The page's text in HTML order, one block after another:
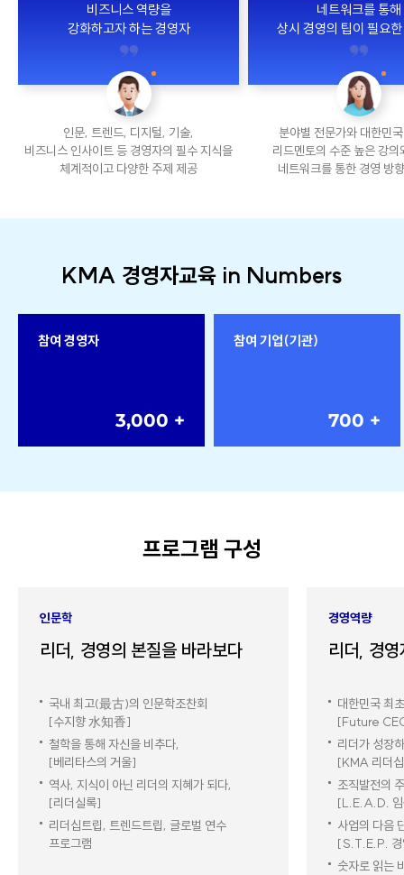
비즈니스 역량을
강화하고자 하는 경영자
인문, 트렌드, 디지털, 기술,
비즈니스 인사이트 등 경영자의 필수 지식을
체계적이고 다양한 주제 제공
네트워크를 통해
상시 경영의 팁이 필요
분야별 전문가와 대한민
리드멘토의 수준 높은 강의
네트워크를 통한 경영 방
KMA 경영자교육 in Numbers
참여 경영자
3,000 +
참여 기업(기관)
700 +
프로그램 구성
인문학
리더, 경영의 본질을 바라보다
국내 최고(最古)의 인문학조찬회
[수지향 水知香]
철학을 통해 자신을 비추다,
[베리타스의 거울]
역사, 지식이 아닌 리더의 지혜가 되다,
[리더실록]
리더십트립, 트렌드트립, 글로벌 연수
프로그램
경영역량
리더, 경
대한민국 최
[Future
리더가 성장
[KMA 리더
조직발전의
[L.E.A.D. 임
사업의 다음
[S.T.E.P. 경
숫자로 읽는